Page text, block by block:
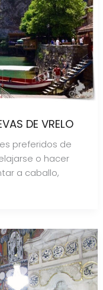
DE VRELO
preferidos de
o hacer
a caballo,